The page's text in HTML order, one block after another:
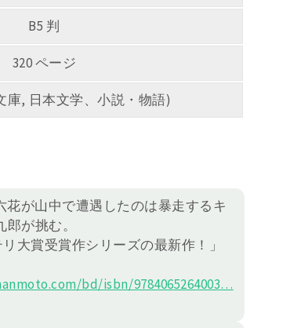
B5 判
320 ページ
庫, 日本文学、小説・物語)
が山中で遭遇したのは暴走するキ
が挑む。
大賞受賞作シリーズの最新作！」
bd/isbn/9784065264003…